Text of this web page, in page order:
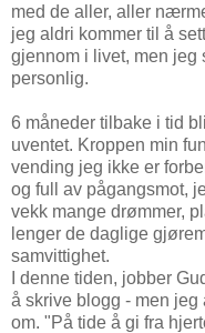
med de aller, aller
jeg aldri kommer til å
gjennom i livet, men jeg
personlig.
6 måneder tilbake i tid
uventet. Kroppen min
vending jeg ikke er
og full av pågangsmot,
vekk mange drømmer,
lenger de daglige
samvittighet.
I denne tiden, jobber
å skrive blogg - men
om. "På tide å gi fra